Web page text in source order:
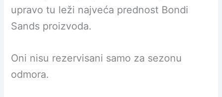
upravo tu leži najveća prednost Bondi
Sands proizvoda.
Oni nisu rezervisani samo za sezonu
odmora.